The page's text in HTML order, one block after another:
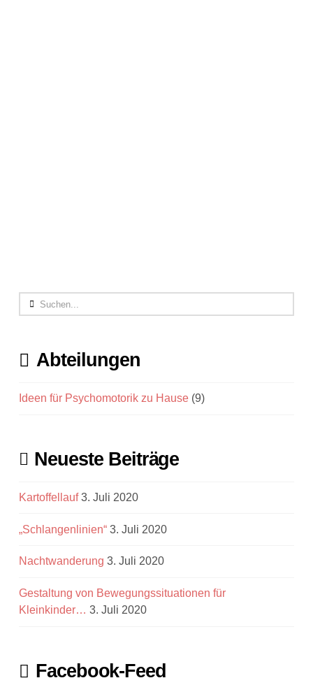
Search
Abteilungen
Ideen für Psychomotorik zu Hause(9)
Neueste Beiträge
Kartoffellauf 3. Juli 2020
„Schlangenlinien“ 3. Juli 2020
Nachtwanderung 3. Juli 2020
Gestaltung von Bewegungssituationen für
Kleinkinder… 3. Juli 2020
Facebook-Feed